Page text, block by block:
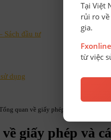
Sách đầu tư
dụng
quan về giấy phép và cách tra cứu
giấy phép và
Tại Việt
rủi ro
gia.
từ việc